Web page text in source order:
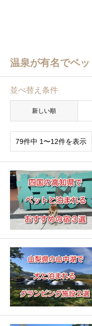
温泉が有名でペ
並べ替え条件
新しい順
79件中 1〜12件を表示